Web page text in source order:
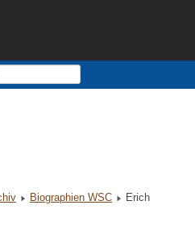
Biographien WSC
Erich